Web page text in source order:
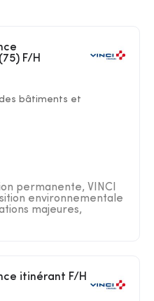
F/H
bâtiments et
permanente, VINCI
environnementale
majeures,
itinérant F/H